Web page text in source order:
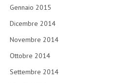
Gennaio 2015
Dicembre 2014
Novembre 2014
Ottobre 2014
Settembre 2014